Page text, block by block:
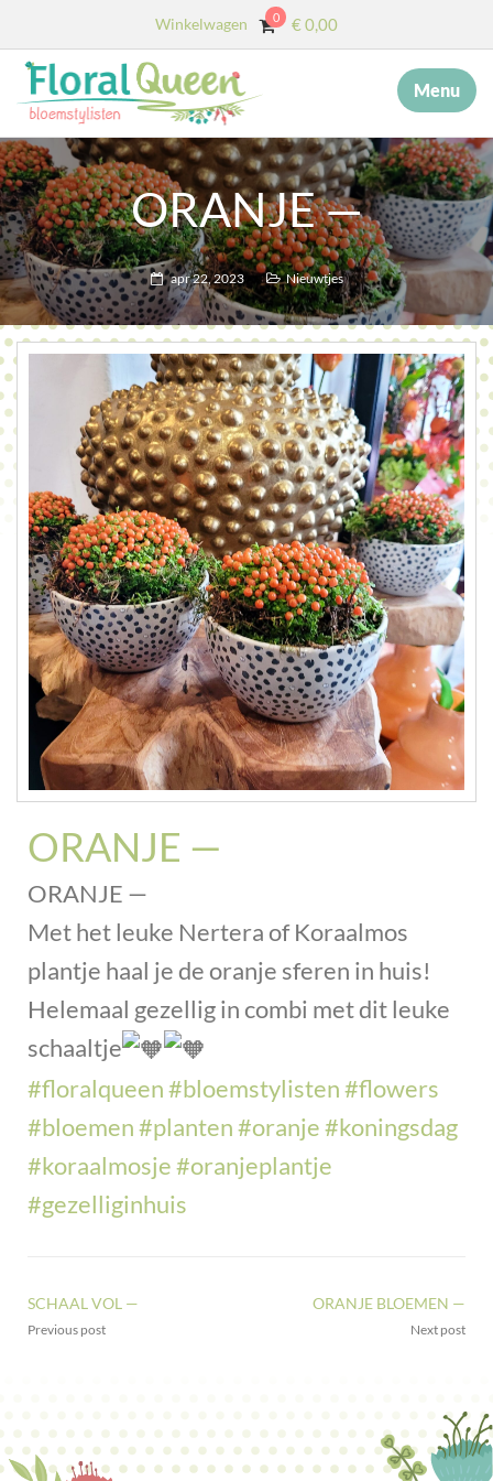
Winkelwagen 0 €0,00
Menu
ORANJE —
apr 22, 2023 Nieuwtjes
ORANJE —
ORANJE —
Met het leuke Nertera of Koraalmos
plantje haal je de oranje sferen in huis!
Helemaal gezellig in combi met dit leuke
schaaltje
#floralqueen#bloemstylisten#flowers
#bloemen#planten#oranje#koningsdag
#koraalmosje#oranjeplantje
#gezelliginhuis
SCHAAL VOL —
Previous post
ORANJE BLOEMEN —
Next post
MENU ×
START
OVER ONS
DIENSTEN
AFSCHEID MET BLOEMEN
WEBSHOP
BLOG
CONTACT